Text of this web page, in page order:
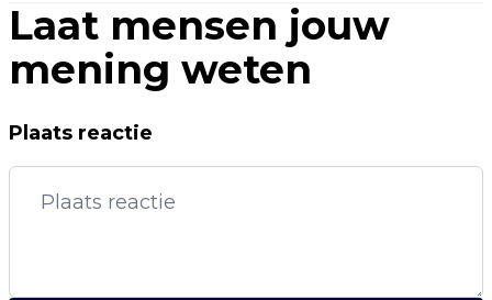
Laat mensen jouw
mening weten
Plaats reactie